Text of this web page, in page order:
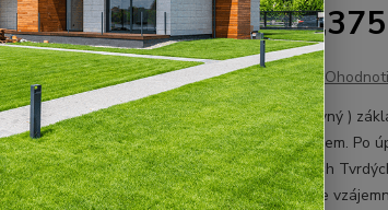
bílý/mat
Pigmentový ( barevný )
jenom jedním nátěrem. Po
jedním z bezbarvých
dekorační vosky lze